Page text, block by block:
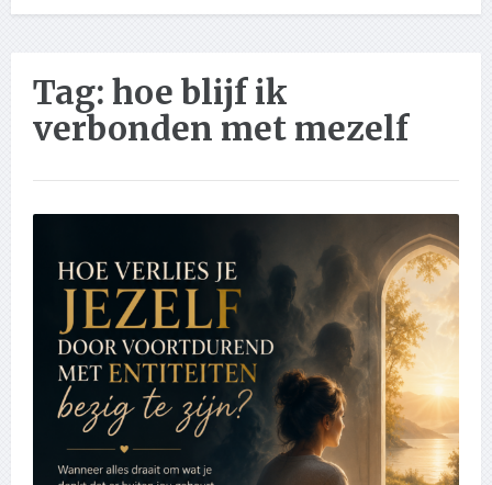
Tag: hoe blijf ik
verbonden met mezelf